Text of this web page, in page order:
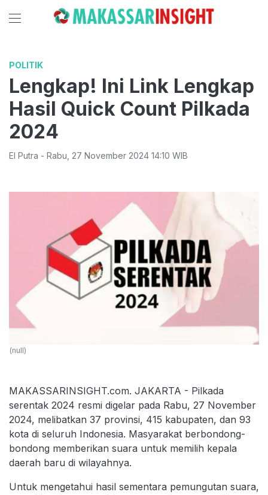
POLITIK
Lengkap! Ini Link Lengkap
Hasil Quick Count Pilkada
2024
El Putra - Rabu 27 November 2024 14:10 WIB
(null)
MAKASSARINSIGHT.com. JAKARTA - Pilkada
serentak 2024 resmi digelar pada Rabu, 27 November
2024, melibatkan 37 provinsi, 415 kabupaten, dan 93
kota di seluruh Indonesia. Masyarakat berbondong-
bondong memberikan suara untuk memilih kepala
daerah baru di wilayahnya.
Untuk mengetahui hasil sementara pemungutan suara,